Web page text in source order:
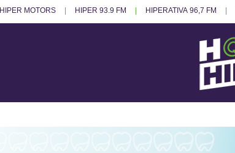
HIPER MOTORS HIPER 93.9 FM HIPERATIVA 96,7 FM